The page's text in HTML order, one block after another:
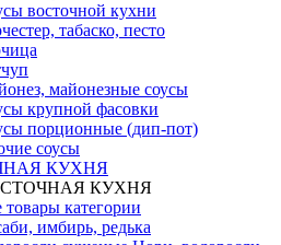
восточной кухни
табаско, песто
майонезные соусы
крупной фасовки
порционные (дип-пот)
соусы
КУХНЯ
КУХНЯ
товары категории
имбирь, редька